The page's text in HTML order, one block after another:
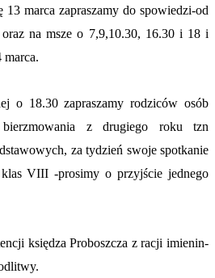
marca zapraszamy do spowiedzi-od
na msze o 7,9,10.30, 16.30 i 18 i
o 18.30 zapraszamy rodziców osób
z drugiego roku tzn
za tydzień swoje spotkanie
VIII -prosimy o przyjście jednego
księdza Proboszcza z racji imienin-